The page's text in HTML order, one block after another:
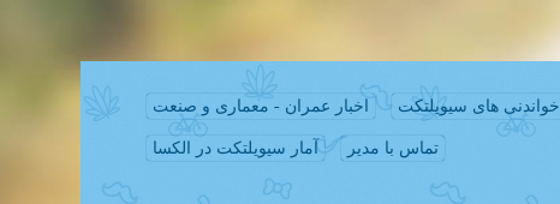
خواندنی های سیویلتکت اخبار عمران - معماری و صنعت
تماس با مدیر آمار سیویلتکت در الکسا